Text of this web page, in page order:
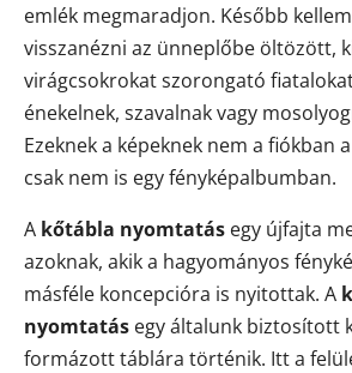
emlék megmaradjon. Később
visszanézni az ünneplőbe öltözött,
virágcsokrokat szorongató
énekelnek, szavalnak vagy
Ezeknek a képeknek nem a fiókban
csak nem is egy fényképalbumban.
A kőtábla nyomtatás egy újfajta
azoknak, akik a hagyományos
másféle koncepcióra is nyitottak. A
nyomtatás egy általunk biztosított
formázott táblára történik. Itt a